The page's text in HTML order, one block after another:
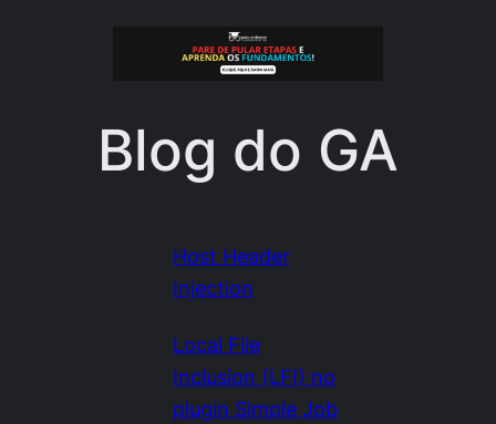
Blog do GA
Host Header
Injection
Local File
Inclusion (LFI) no
plugin Simple Job